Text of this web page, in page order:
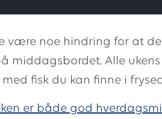
være noe hindring for at
middagsbordet. Alle ukens
fisk du kan finne i
er både god